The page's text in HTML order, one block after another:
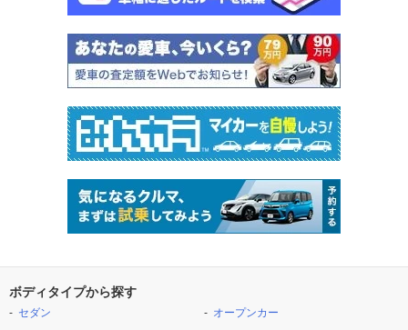
ボディタイプから探す
セダン
オープンカー